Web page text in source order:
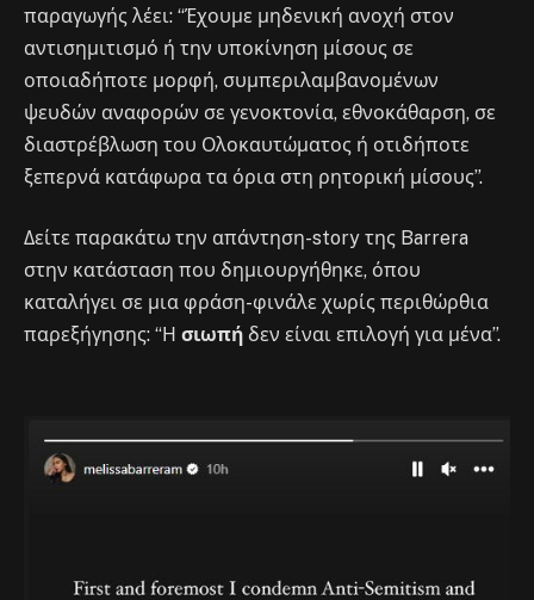
παραγωγής λέει: “Έχουμε μηδενική ανοχή στον
αντισημιτισμό ή την υποκίνηση μίσους σε
οποιαδήποτε μορφή, συμπεριλαμβανομένων
ψευδών αναφορών σε γενοκτονία, εθνοκάθαρση, σε
διαστρέβλωση του Ολοκαυτώματος ή οτιδήποτε
ξεπερνά κατάφωρα τα όρια στη ρητορική μίσους”.
Δείτε παρακάτω την απάντηση-story της Barrera
στην κατάσταση που δημιουργήθηκε, όπου
καταλήγει σε μια φράση-φινάλε χωρίς περιθώρθια
παρεξήγησης: “Η σιωπή δεν είναι επιλογή για μένα”.